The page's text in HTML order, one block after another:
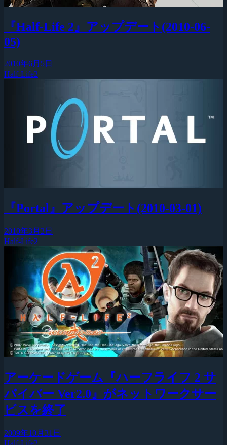
『Half-Life 2』アップデート(2010-06-
05)
2010年6月5日
Half-Life2
『Portal』アップデート(2010-03-01)
2010年3月2日
Half-Life2
アーケードゲーム『ハーフライフ 2 サ
バイバー Ver2.0』がネットワークサー
ビスを終了
2009年10月31日
Half-Life2